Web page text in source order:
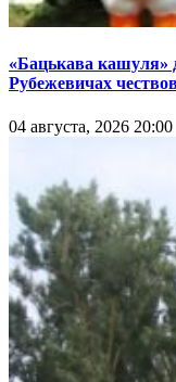
«Бацькава
Рубежевичах
04 августа, 2026 20:00